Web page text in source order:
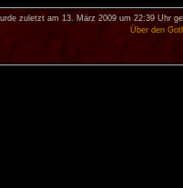
zuletzt am 13. März 2009 um 22:39 Uhr
Über den